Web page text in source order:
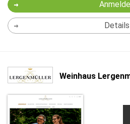
Details
Weinhaus